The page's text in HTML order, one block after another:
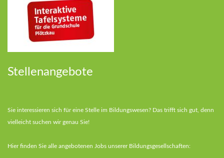
Stellenangebote
Sie interessieren sich für eine Stelle im Bildungswesen? Das trifft sich gut, denn
vielleicht suchen wir genau Sie!
Hier finden Sie alle angebotenen Jobs unserer Bildungsgesellschaften: